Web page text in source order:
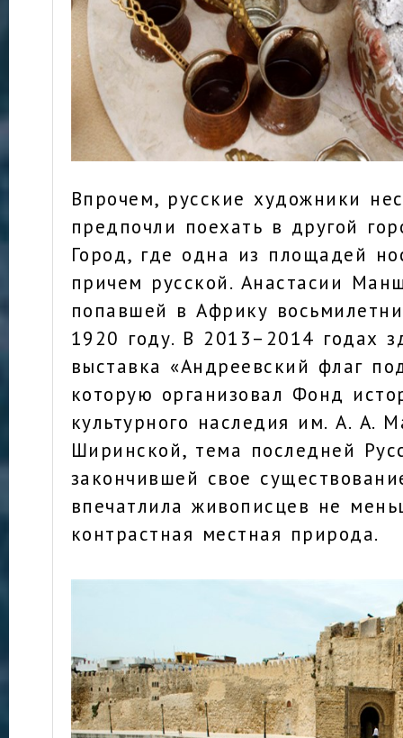
Впрочем, русские художники
предпочли поехать в другой
Город, где одна из площадей
причем русской. Анастасии
попавшей в Африку
1920 году. В 2013–2014 годах
выставка «Андреевский флаг
которую организовал Фонд
культурного наследия им. А. А.
Ширинской, тема последней
закончившей свое
впечатлила живописцев не
контрастная местная природа.